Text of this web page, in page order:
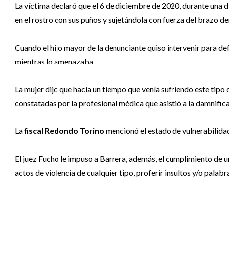
La víctima declaró que el 6 de diciembre de 2020, durante
en el rostro con sus puños y sujetándola con fuerza del brazo
Cuando el hijo mayor de la denunciante quiso intervenir para
mientras lo amenazaba.
La mujer dijo que hacía un tiempo que venía sufriendo este
constatadas por la profesional médica que asistió a la
Lafiscal Redondo Torino mencionó el estado de
El juez Fucho le impuso a Barrera, además, el cumplimiento
actos de violencia de cualquier tipo, proferir insultos y/o